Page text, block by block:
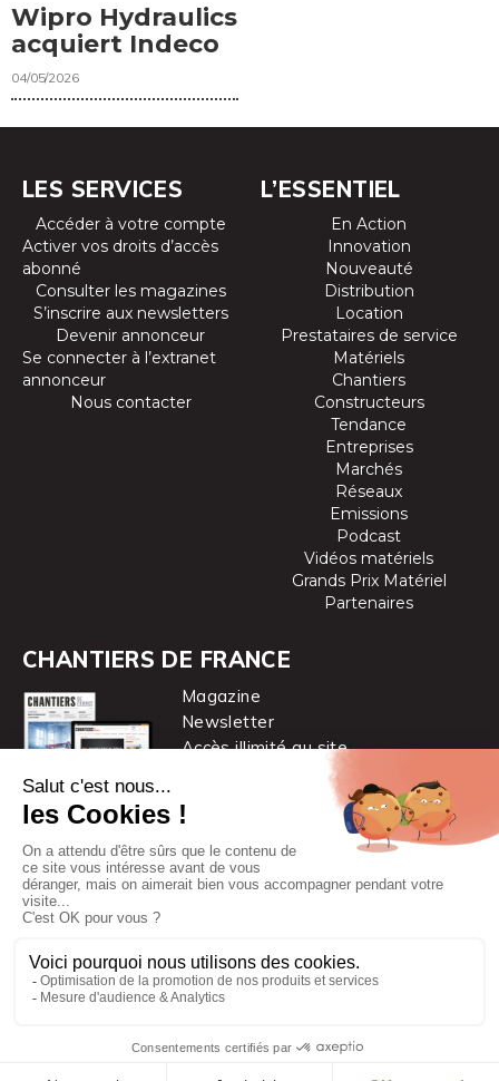
Wipro Hydraulics
acquiert Indeco
04/05/2026
LES SERVICES
Accéder à votre compte
Activer vos droits d’accès
abonné
Consulter les magazines
S’inscrire aux newsletters
Devenir annonceur
Se connecter à l’extranet
annonceur
Nous contacter
L’ESSENTIEL
En Action
Innovation
Nouveauté
Distribution
Location
Prestataires de service
Matériels
Chantiers
Constructeurs
Tendance
Entreprises
Marchés
Réseaux
Emissions
Podcast
Vidéos matériels
Grands Prix Matériel
Partenaires
CHANTIERS DE FRANCE
Magazine
Newsletter
Accès illimité au site
Chantiers de France est une marque
| Mentions légales